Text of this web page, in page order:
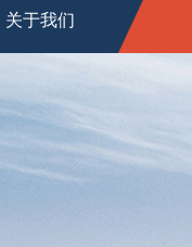
关于我们